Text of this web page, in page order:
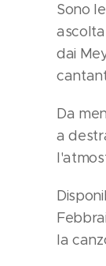
Sono
dai
Da
a
la